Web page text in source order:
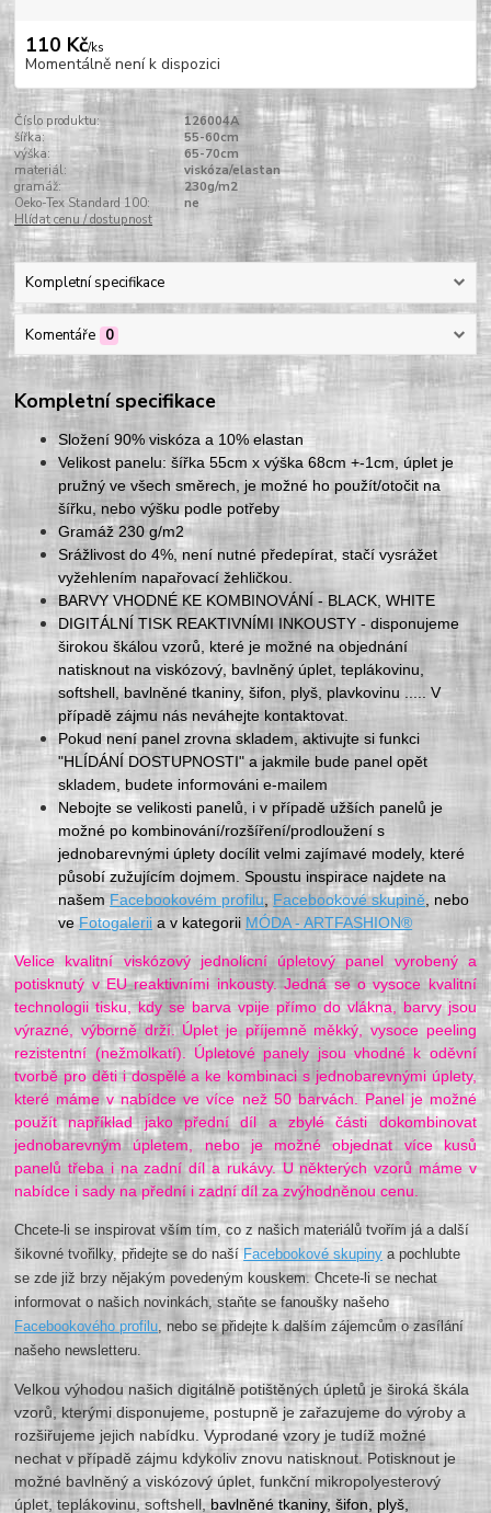
110 Kč/ks
Momentálně není k dispozici
Číslo produktu:
126004A
šířka:
55-60cm
výška:
65-70cm
materiál:
viskóza/elastan
gramáž:
230g/m2
Oeko-Tex Standard 100:
ne
Hlídat cenu / dostupnost
Kompletní specifikace
Komentáře 0
Kompletní specifikace
Složení 90% viskóza a 10% elastan
Velikost panelu: šířka 55cm x výška 68cm +-1cm, úplet je
pružný ve všech směrech, je možné ho použít/otočit na
šířku, nebo výšku podle potřeby
Gramáž 230 g/m2
Srážlivost do 4%, není nutné předepírat, stačí vysrážet
vyžehlením napařovací žehličkou.
BARVY VHODNÉ KE KOMBINOVÁNÍ - BLACK, WHITE
DIGITÁLNÍ TISK REAKTIVNÍMI INKOUSTY - disponujeme
širokou škálou vzorů, které je možné na objednání
natisknout na viskózový, bavlněný úplet, teplákovinu,
softshell, bavlněné tkaniny, šifon, plyš, plavkovinu ..... V
případě zájmu nás neváhejte kontaktovat.
Pokud není panel zrovna skladem, aktivujte si funkci
"HLÍDÁNÍ DOSTUPNOSTI" a jakmile bude panel opět
skladem, budete informováni e-mailem
Nebojte se velikosti panelů, i v případě užších panelů je
možné po kombinování/rozšíření/prodloužení s
jednobarevnými úplety docílit velmi zajímavé modely, které
působí zužujícím dojmem. Spoustu inspirace najdete na
našem Facebookovém profilu Facebookové skupině , nebo
veFotogalerii a v kategorii MÓDA - ARTFASHION®
Velice kvalitní viskózový jednolícní úpletový panel vyrobený a
potisknutý v EU reaktivními inkousty. Jedná se o vysoce kvalitní
technologii tisku, kdy se barva vpije přímo do vlákna, barvy jsou
výrazné, výborně drží. Úplet je příjemně měkký, vysoce peeling
rezistentní (nežmolkatí). Úpletové panely jsou vhodné k oděvní
tvorbě pro děti i dospělé a ke kombinaci s jednobarevnými úplety,
které máme v nabídce ve více než 50 barvách. Panel je možné
použít například jako přední díl a zbylé části dokombinovat
jednobarevným úpletem, nebo je možné objednat více kusů
panelů třeba i na zadní díl a rukávy. U některých vzorů máme v
nabídce i sady na přední i zadní díl za zvýhodněnou cenu.
Chcete-li se inspirovat vším tím, co z našich materiálů tvořím já a další
šikovné tvořilky, přidejte se do našíFacebookové skupiny a pochlubte
se zde již brzy nějakým povedeným kouskem. Chcete-li se nechat
informovat o našich novinkách, staňte se fanoušky našeho
Facebookového profilu, nebo se přidejte k dalším zájemcům o zasílání
našeho newsletteru.
Velkou výhodou našich digitálně potištěných úpletů je široká škála
vzorů, kterými disponujeme, postupně je zařazujeme do výroby a
rozšiřujeme jejich nabídku. Vyprodané vzory je tudíž možné
nechat v případě zájmu kdykoliv znovu natisknout. Potisknout je
možné bavlněný a viskózový úplet, funkční mikropolyesterový
úplet, teplákovinu, softshell,bavlněné tkaniny, šifon, plyš,